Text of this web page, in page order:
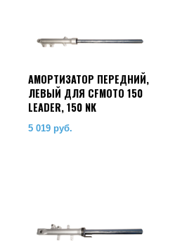
АМОРТИЗАТОР ПЕРЕДНИЙ,
ЛЕВЫЙ ДЛЯ CFMOTO 150
LEADER, 150 NK
5 019 руб.